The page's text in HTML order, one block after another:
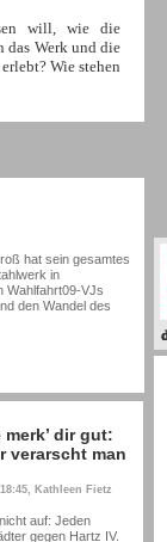
will, wie die
das Werk und die
Wie stehen
hat sein gesamtes
in
Wahlfahrt09-VJs
den Wandel des
merk’ dir gut:
verarscht man
Kathleen Fietz
auf: Jeden
gegen Hartz IV.